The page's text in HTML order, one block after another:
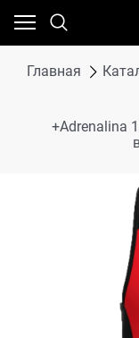
Главная
+Adrenalina